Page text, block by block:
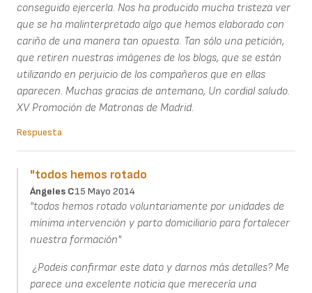
conseguido ejercerla. Nos ha producido mucha tristeza ver
que se ha malinterpretado algo que hemos elaborado con
cariño de una manera tan opuesta. Tan sólo una petición,
que retiren nuestras imágenes de los blogs, que se están
utilizando en perjuicio de los compañeros que en ellas
aparecen. Muchas gracias de antemano, Un cordial saludo.
XV Promoción de Matronas de Madrid.
Respuesta
"todos hemos rotado
Ángeles C15 Mayo 2014
"todos hemos rotado voluntariamente por unidades de
mínima intervención y parto domiciliario para fortalecer
nuestra formación"
¿Podeis confirmar este dato y darnos más detalles? Me
parece una excelente noticia que merecería una